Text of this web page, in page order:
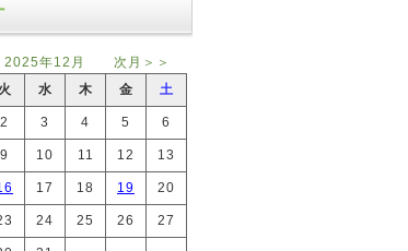
2025年12月
次月＞＞
火 水 木 金 土
2 3 4 5 6
9 10 11 12 13
17 18 19 20
24 25 26 27